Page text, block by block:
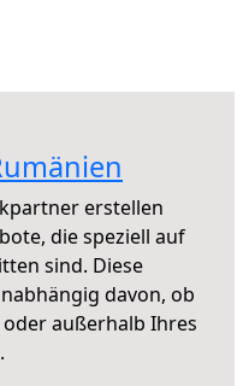
erstellen
die speziell auf
sind. Diese
davon, ob
außerhalb Ihres